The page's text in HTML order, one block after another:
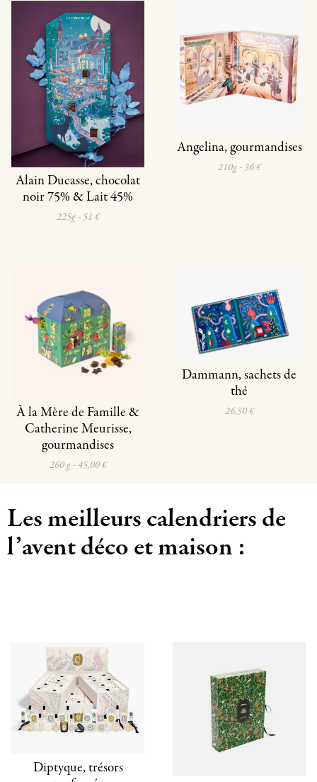
Alain Ducasse, chocolat
noir 75% & Lait 45%
225g - 51 €
Angelina, gourmandises
210g - 36 €
À la Mère de Famille &
Catherine Meurisse,
gourmandises
260 g - 45,00 €
Dammann, sachets de
thé
26,50 €
Les meilleurs calendriers de
l’avent déco et maison :
Diptyque, trésors